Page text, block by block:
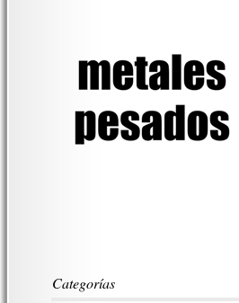
Categorías